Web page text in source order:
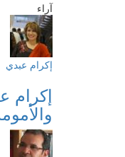
آراء
إكرام عبدي
إكرام